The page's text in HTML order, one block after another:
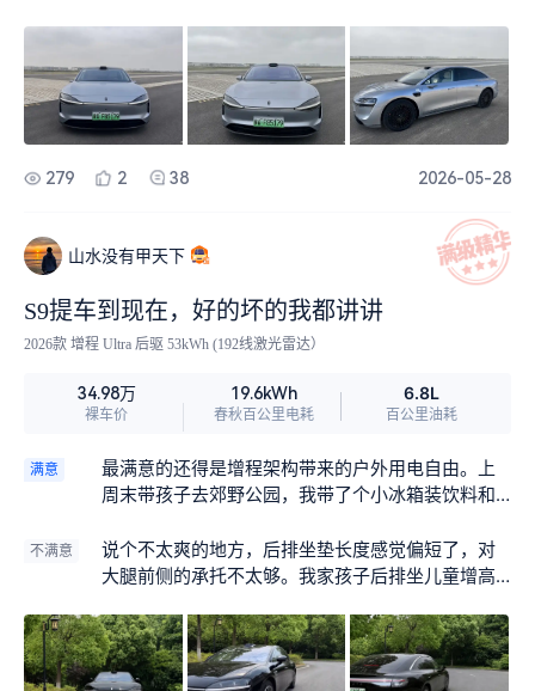
然平时多扭扭头能解决，但如果是晚上或者下雨
天，那个视野盲区确实让人心里没底，希望能优化
一下后视镜的布局。
279 2 38 2026-05-28
山水没有甲天下
S9提车到现在，好的坏的我都讲讲
2026款 增程 Ultra 后驱 53kWh (192线激光雷达）
34.98万
裸车价
19.6kWh
春秋百公里电耗
6.8L
百公里油耗
满意
最满意的还得是增程架构带来的户外用电自由。上
周末带孩子去郊野公园，我带了个小冰箱装饮料和
担心电量。孩子在草地上玩累了，我还能在车上用
外放电烧点热水泡面，比带个充电宝省心多了。以
车确实更适合我这种偶尔想出去放松的家庭。
不满意
说个不太爽的地方，后排坐垫长度感觉偏短了，对
大腿前侧的承托不太够。我家孩子后排坐儿童增高
落，晃来晃去的。反正孩子睡得不踏实，有时候还
得用手托着点，如果能再长个三五公分就好了。